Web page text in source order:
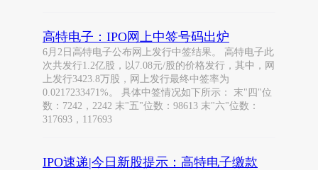
高特电子：IPO网上中签号码出炉
6月2日高特电子公布网上发行中签结果。 高特电子此
次共发行1.2亿股，以7.08元/股的价格发行，其中，网
上发行3423.8万股，网上发行最终中签率为
0.0217233471%。 具体中签情况如下所示： 末"四"位
数：7242，2242 末"五"位数：98613 末"六"位数：
317693，117693
IPO速递|今日新股提示：高特电子缴款